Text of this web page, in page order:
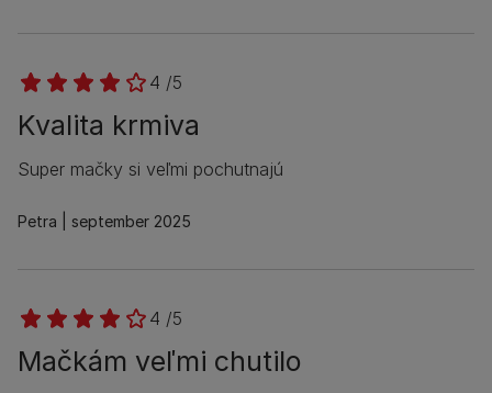
4 /5
Kvalita krmiva
Super mačky si veľmi pochutnajú
Petra september 2025
4 /5
Mačkám veľmi chutilo